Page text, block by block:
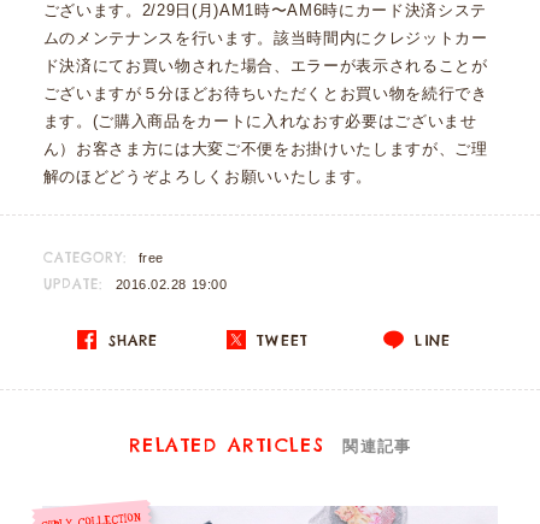
ございます。2/29日(月)AM1時〜AM6時にカード決済システ
ムのメンテナンスを行います。該当時間内にクレジットカー
ド決済にてお買い物された場合、エラーが表示されることが
ございますが５分ほどお待ちいただくとお買い物を続行でき
ます。(ご購入商品をカートに入れなおす必要はございませ
ん）お客さま方には大変ご不便をお掛けいたしますが、ご理
解のほどどうぞよろしくお願いいたします。
CATEGORY: free
UPDATE: 2016.02.28 19:00
SHARE TWEET LINE
RELATED ARTICLES 関連記事